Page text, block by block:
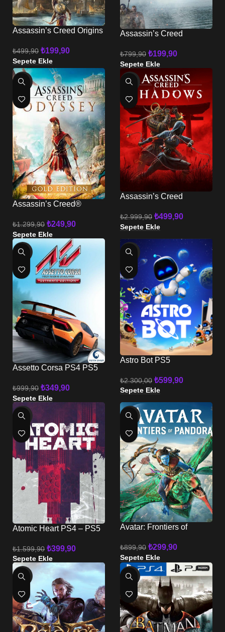
Assassin’s Creed Origins
₺499,90 ₺199,90
Sepete Ekle
Assassin’s Creed
₺799,90 ₺199,90
Sepete Ekle
-81%
Assassin’s Creed®
₺1.299,90 ₺249,90
Sepete Ekle
-83%
Assassin’s Creed
₺2.999,90 ₺499,90
Sepete Ekle
-65%
Assetto Corsa PS4 PS5
₺999,90 ₺349,90
Sepete Ekle
-74%
Astro Bot PS5
₺2.300,00 ₺599,90
Sepete Ekle
-75%
Atomic Heart PS4 – PS5
₺1.599,90 ₺399,90
Sepete Ekle
-67%
Avatar: Frontiers of
₺899,90 ₺299,90
Sepete Ekle
-51% -69%